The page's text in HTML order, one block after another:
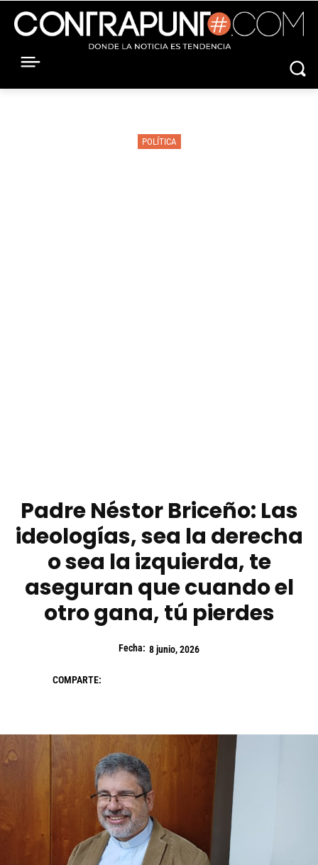
POLÍTICA
Padre Néstor Briceño: Las
ideologías, sea la derecha
o sea la izquierda, te
aseguran que cuando el
otro gana, tú pierdes
Fecha: 8 junio, 2026
COMPARTE: